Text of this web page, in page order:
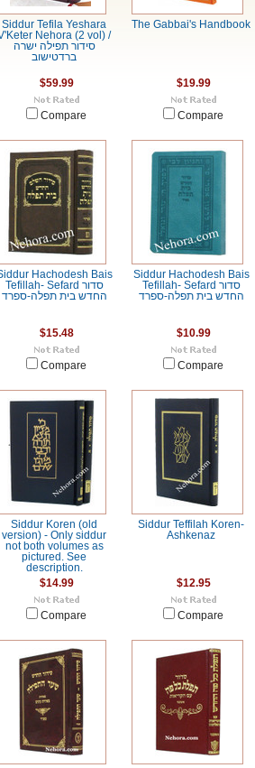
Siddur Tefila Yeshara
Nehora (2 vol) /
סידור תפילה ישרה
ברדטישוב
$59.99
Compare
The Gabbai's Handbook
$19.99
Compare
Hachodesh Bais
Tefillah- Sefard סדור
החדש בית תפלה-ספרד
$15.48
Compare
Siddur Hachodesh Bais
Tefillah- Sefard סדור
החדש בית תפלה-ספרד
$10.99
Compare
Siddur Koren (old
version) - Only siddur
not both volumes as
pictured. See
description.
$14.99
Compare
Siddur Teffilah Koren-
Ashkenaz
$12.95
Compare